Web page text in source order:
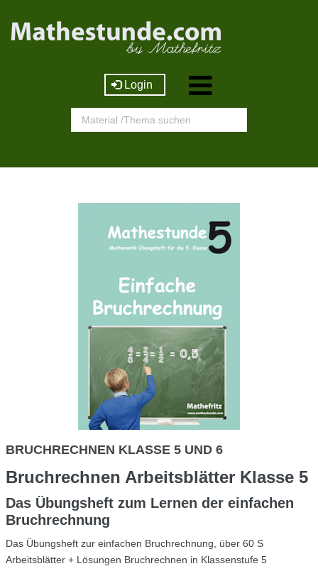
Login
BRUCHRECHNEN KLASSE 5 UND 6
Bruchrechnen Arbeitsblätter Klasse 5
Das Übungsheft zum Lernen der einfachen
Bruchrechnung
Das Übungsheft zur einfachen Bruchrechnung, über 60 S
Arbeitsblätter + Lösungen Bruchrechnen in Klassenstufe 5